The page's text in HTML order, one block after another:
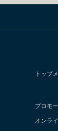
トップ
プロモ
オンラ